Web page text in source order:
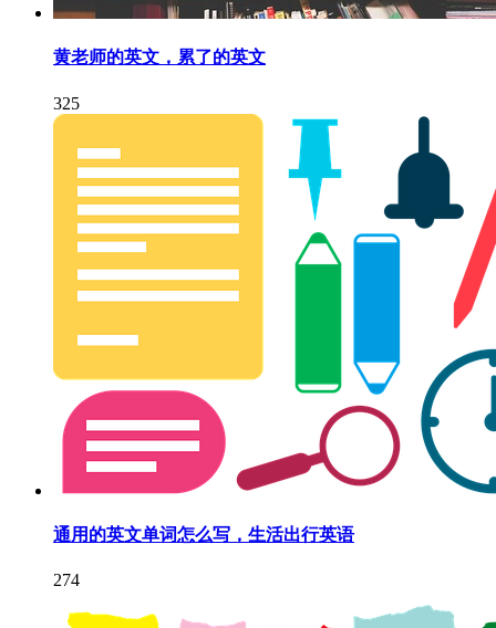
黄老师的英文，累了的英文
325
通用的英文单词怎么写，生活出行英语
274